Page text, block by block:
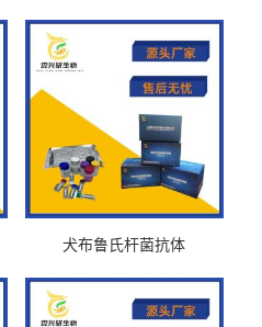
犬布鲁氏杆菌抗体